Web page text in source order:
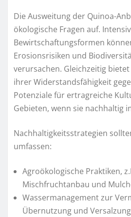
Die Ausweitung der Quinoa-
ökologische Fragen auf.
Bewirtschaftungsformen
Erosionsrisiken und
verursachen. Gleichzeitig
ihrer Widerstandsfähigkeit
Potenziale für ertragreiche
Gebieten, wenn sie nachhaltig
Nachhaltigkeitsstrategien
umfassen:
Agroökologische Praktiken,
Mischfruchtanbau und
Wassermanagement zur
Übernutzung und